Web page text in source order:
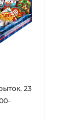
23